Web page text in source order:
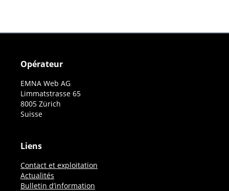
Opérateur
EMNA Web AG
Limmatstrasse 65
8005 Zürich
Suisse
Liens
Contact et exploitation
Actualités
Bulletin d’information